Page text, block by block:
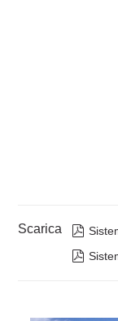
Scarica 
